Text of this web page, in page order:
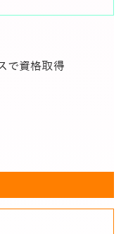
で資格取得